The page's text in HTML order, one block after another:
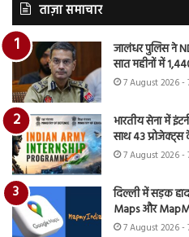
ताज़ा समाचार
जालंधर पुलिस ने
सात महीनों में
7 August 2026 -
भारतीय सेना में
साथ 43
7 August 2026 -
दिल्ली में सड़क
Maps और
7 August 2026 -